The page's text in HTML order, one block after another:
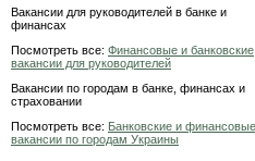
Вакансии для руководителей в банке и
финансах
Посмотреть все: Финансовые и банковские
вакансии для руководителей
Вакансии по городам в банке, финансах и
страховании
Посмотреть все: Банковские и финансовые
вакансии по городам Украины